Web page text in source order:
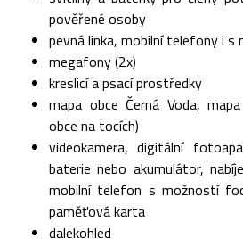
pověřené osoby
pevná linka, mobilní telefony i s
megafony (2x)
kreslicí a psací prostředky
mapa obce Černá Voda,
obce na tocích)
videokamera, digitální
baterie nebo akumulátor,
mobilní telefon s možností
paměťová karta
dalekohled